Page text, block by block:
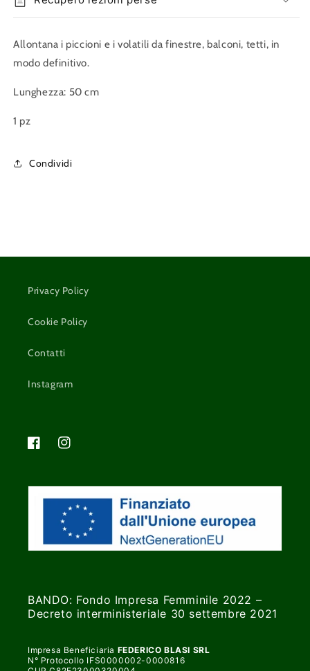
Allontana i piccioni e i volatili da finestre, balconi, tetti, in
modo definitivo.
Lunghezza: 50 cm
1 pz
Condividi
Privacy Policy
Cookie Policy
Contatti
Instagram
FacebookInstagram
BANDO: Fondo Impresa Femminile 2022 –
Decreto interministeriale 30 settembre 2021
Impresa Beneficiaria FEDERICO BLASI SRL
N° Protocollo IFS0000002-0000816